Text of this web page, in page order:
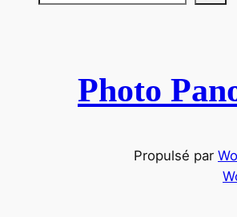
Photo
Propulsé par